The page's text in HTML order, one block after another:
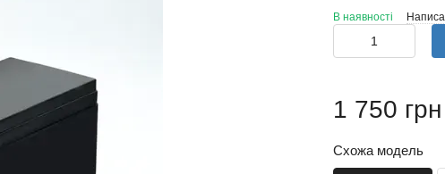
В наявності
1 750 грн
Схожа модель